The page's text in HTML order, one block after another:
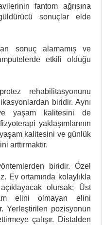
fantom ağrısına
sonuçlar elde
sonuç alamamış ve
etkili olduğu
rehabilitasyonunu
biridir. Aynı
yaşam kalitesini de
yaklaşımlarının
kalitesini ve günlük
arttırmaktır.
biridir. Özel
Ev ortamında kolaylıkla
olursak; Üst
elini olmayan elini
Yerleştirilen pozisyonun
çalışır. Distalden